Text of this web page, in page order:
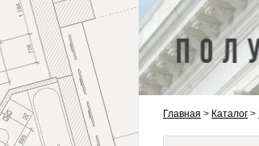
Главная > Каталог >